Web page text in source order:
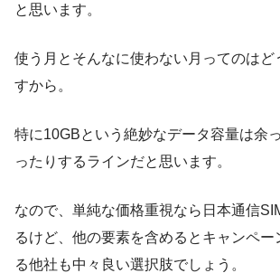
と思います。
使う月とそんなに使わない月ってのはど
すから。
特に10GBという絶妙なデータ容量は余
ったりするラインだと思います。
なので、単純な価格重視なら日本通信
るけど、他の要素を含めるとキャンペー
る他社も中々良い選択肢でしょう。